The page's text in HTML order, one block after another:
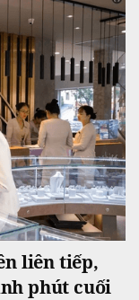
liên tiếp,
phút cuối